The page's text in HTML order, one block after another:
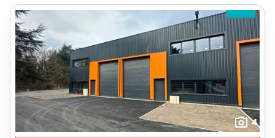
4